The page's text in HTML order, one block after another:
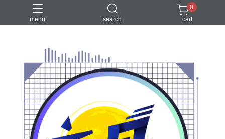
menu search
0
cart